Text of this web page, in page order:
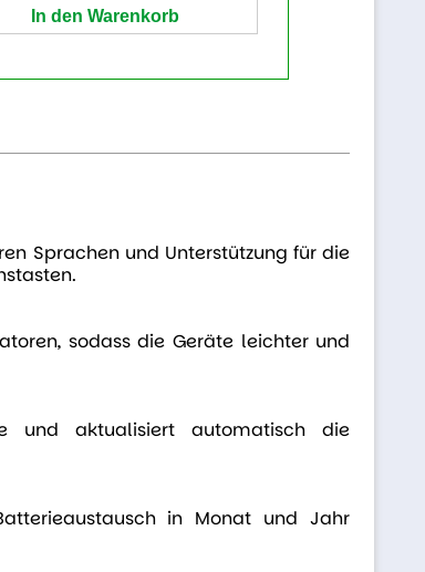
Sprachen und Unterstützung für die
sodass die Geräte leichter und
und aktualisiert automatisch die
in Monat und Jahr